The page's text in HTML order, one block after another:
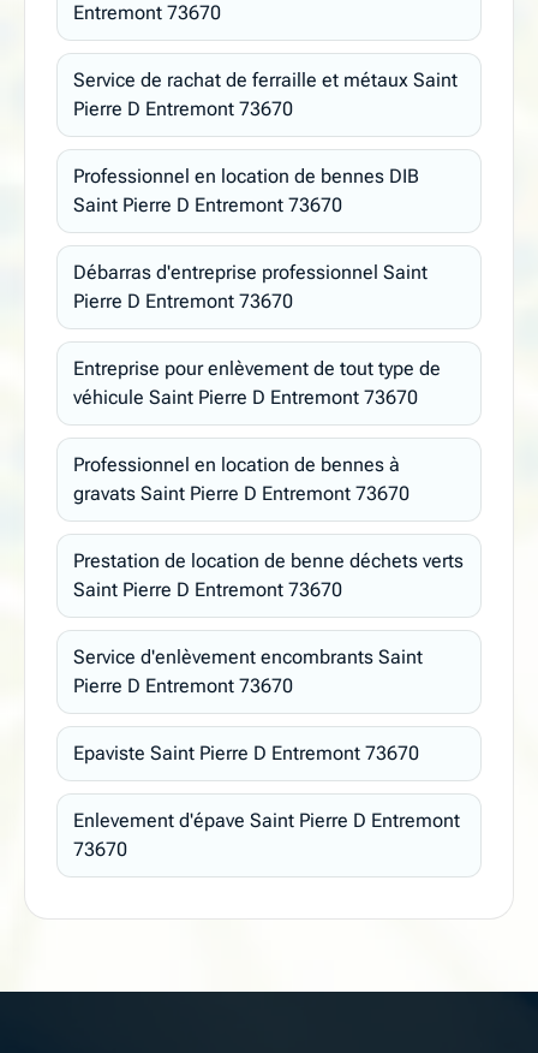
Entremont 73670
Service de rachat de ferraille et métaux Saint
Pierre D Entremont 73670
Professionnel en location de bennes DIB
Saint Pierre D Entremont 73670
Débarras d'entreprise professionnel Saint
Pierre D Entremont 73670
Entreprise pour enlèvement de tout type de
véhicule Saint Pierre D Entremont 73670
Professionnel en location de bennes à
gravats Saint Pierre D Entremont 73670
Prestation de location de benne déchets verts
Saint Pierre D Entremont 73670
Service d'enlèvement encombrants Saint
Pierre D Entremont 73670
Epaviste Saint Pierre D Entremont 73670
Enlevement d'épave Saint Pierre D Entremont
73670